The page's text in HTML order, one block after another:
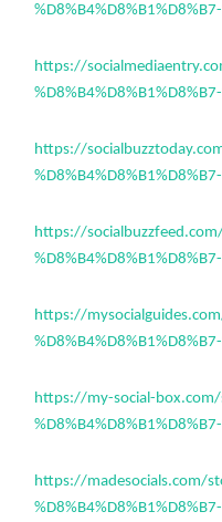
https://
https://
https://
https://
https://my-social-box.com/
https://madesocials.com/